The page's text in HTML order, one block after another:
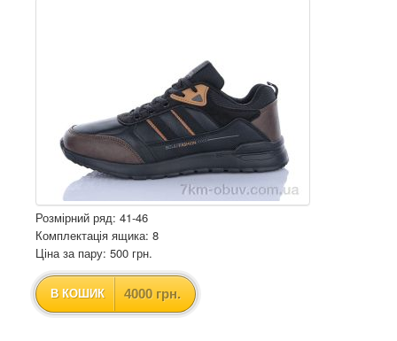
Розмірний ряд: 41-46
Комплектація ящика: 8
Ціна за пару: 500 грн.
В КОШИК 4000 грн.